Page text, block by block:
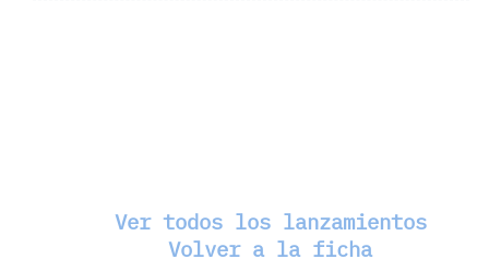
Ver todos los lanzamientos
Volver a la ficha